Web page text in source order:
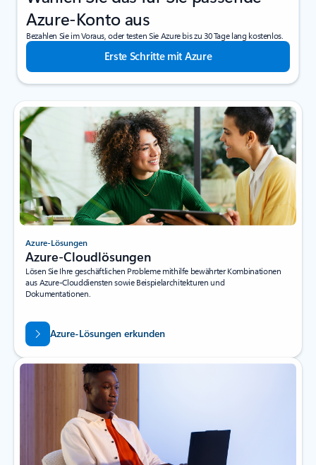
Azure-Konto aus
Bezahlen Sie im Voraus, oder testen Sie Azure bis zu 30 Tage lang kostenlos.
Erste Schritte mit Azure
Azure-Lösungen
Azure-Cloudlösungen
Lösen Sie Ihre geschäftlichen Probleme mithilfe bewährter Kombinationen
aus Azure-Clouddiensten sowie Beispielarchitekturen und
Dokumentationen.
Azure-Lösungen erkunden